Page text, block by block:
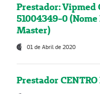
Prestador: Vipmed
51004349-0
Master)
01 de Abril de 2020
Prestador CENTRO